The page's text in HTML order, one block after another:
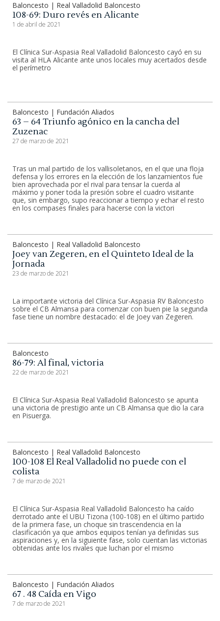
Baloncesto | Real Valladolid Baloncesto
108-69: Duro revés en Alicante
1 de abril de 2021
El Clínica Sur-Aspasia Real Valladolid Baloncesto cayó en su
visita al HLA Alicante ante unos locales muy acertados desde
el perímetro
Baloncesto | Fundación Aliados
63 – 64 Triunfo agónico en la cancha del
Zuzenac
27 de marzo de 2021
Tras un mal partido de los vallisoletanos, en el que una floja
defensa y los errores en la elección de los lanzamientos fue
bien aprovechada por el rival para tensar la cuerda al
máximo y poner toda la presión sobre el cuadro visitante
que, sin embargo, supo reaccionar a tiempo y echar el resto
en los compases finales para hacerse con la victori
Baloncesto | Real Valladolid Baloncesto
Joey van Zegeren, en el Quinteto Ideal de la
Jornada
23 de marzo de 2021
La importante victoria del Clínica Sur-Aspasia RV Baloncesto
sobre el CB Almansa para comenzar con buen pie la segunda
fase tiene un nombre destacado: el de Joey van Zegeren.
Baloncesto
86-79: Al final, victoria
22 de marzo de 2021
El Clínica Sur-Aspasia Real Valladolid Baloncesto se apunta
una victoria de prestigio ante un CB Almansa que dio la cara
en Pisuerga.
Baloncesto | Real Valladolid Baloncesto
100-108 El Real Valladolid no puede con el
colista
7 de marzo de 2021
El Clínica Sur-Aspasia Real Valladolid Baloncesto ha caído
derrotado ante el UBU Tizona (100-108) en el último partido
de la primera fase, un choque sin trascendencia en la
clasificación ya que ambos equipos tenían ya definidas sus
aspiraciones y, en la siguiente fase, solo cuentan las victorias
obtenidas ante los rivales que luchan por el mismo
Baloncesto | Fundación Aliados
67 . 48 Caída en Vigo
7 de marzo de 2021